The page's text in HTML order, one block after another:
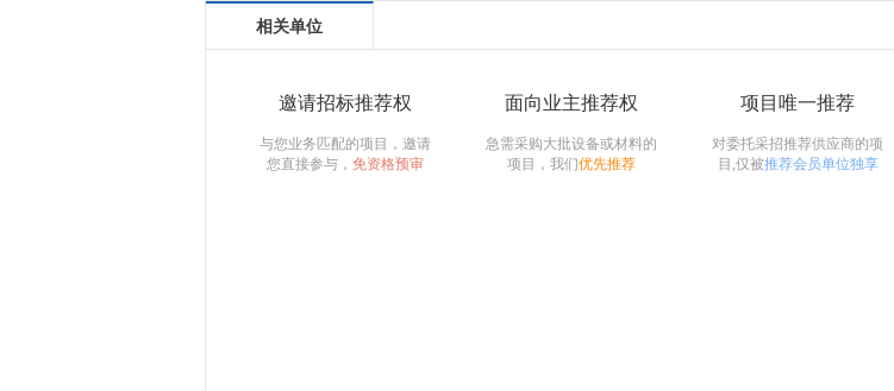
相关单位
邀请招标推荐权
与您业务匹配的项目，邀请
您直接参与， 免资格预审
面向业主推荐权
急需采购大批设备或材料的
项目，我们优先推荐
项目唯一推荐
对委托采招推荐供应商的项
目,仅被推荐会员单位独享